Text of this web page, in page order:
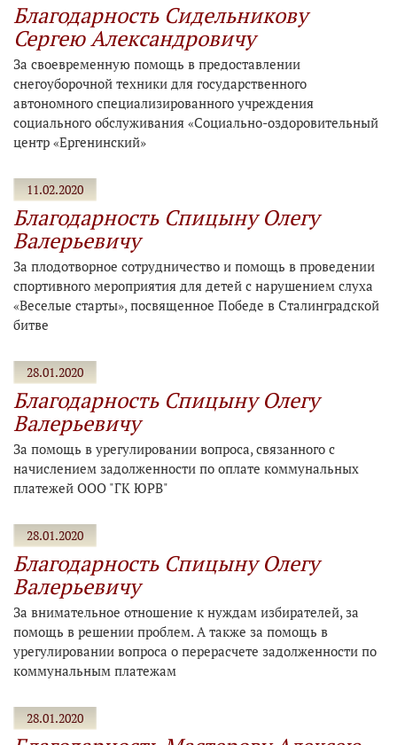
Благодарность Сидельникову
Сергею Александровичу
За своевременную помощь в предоставлении
снегоуборочной техники для государственного
автономного специализированного учреждения
социального обслуживания «Социально-оздоровительный
центр «Ергенинский»
11.02.2020
Благодарность Спицыну Олегу
Валерьевичу
За плодотворное сотрудничество и помощь в проведении
спортивного мероприятия для детей с нарушением слуха
«Веселые старты», посвященное Победе в Сталинградской
битве
28.01.2020
Благодарность Спицыну Олегу
Валерьевичу
За помощь в урегулировании вопроса, связанного с
начислением задолженности по оплате коммунальных
платежей ООО "ГК ЮРВ"
28.01.2020
Благодарность Спицыну Олегу
Валерьевичу
За внимательное отношение к нуждам избирателей, за
помощь в решении проблем. А также за помощь в
урегулировании вопроса о перерасчете задолженности по
коммунальным платежам
28.01.2020